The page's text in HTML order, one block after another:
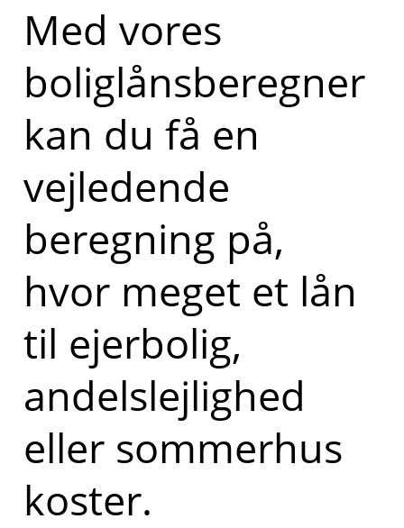
Med vores
boliglånsberegner
kan du få en
vejledende
beregning på,
hvor meget et lån
til ejerbolig,
andelslejlighed
eller sommerhus
koster.